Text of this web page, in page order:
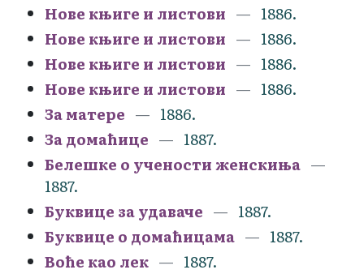
Нове књиге и листови
1886.
Нове књиге и листови
1886.
Нове књиге и листови
1886.
Нове књиге и листови
1886.
За матере
1886.
За домаћице
1887.
Белешке о учености женскиња
1887.
Буквице за удаваче
1887.
Буквице о домаћицама
1887.
Воће као лек
1887.